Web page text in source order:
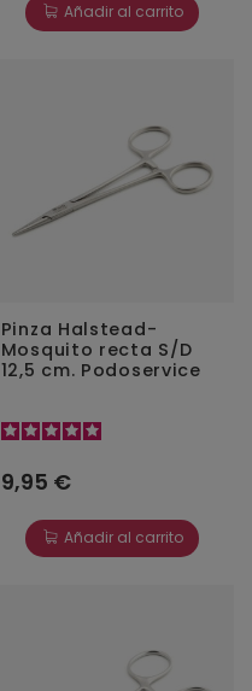
Añadir al carrito
Pinza Halstead-
Mosquito recta S/D
12,5 cm. Podoservice
9,95 €
Añadir al carrito